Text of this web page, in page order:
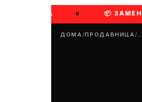
× 📦
ДОМА/ПРОДАВНИЦА/